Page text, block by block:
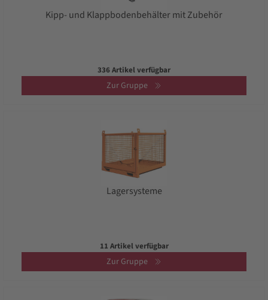
Kipp- und Klappbodenbehälter mit Zubehör
336 Artikel verfügbar
Zur Gruppe
Lagersysteme
11 Artikel verfügbar
Zur Gruppe